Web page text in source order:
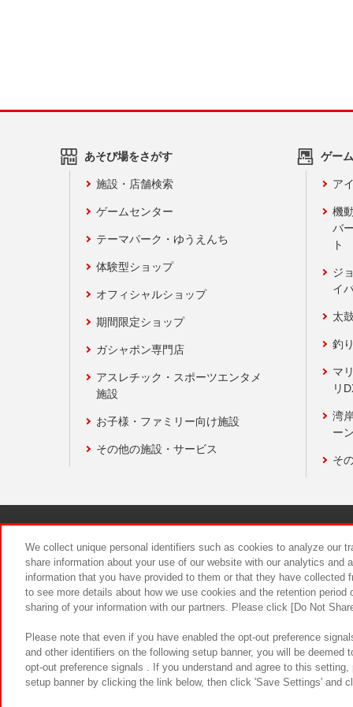
あそび場をさがす
施設・店舗検索
ゲームセンター
テーマパーク・ゆうえんち
体験型ショップ
オフィシャルショップ
期間限定ショップ
ガシャポン専門店
アスレチック・スポーツエンタメ
施設
お子様・ファミリー向け施設
その他の施設・サービス
ゲー
ア
機
バ
ト
ジ
イ
太
釣
マ
リ
湾
ー
そ
食品のご
We collect unique personal identifiers such as cookies to analyze our
share information about your use of our website with our analytics and
information that you have provided to them or that they have
to see more details about how we use cookies and the retention
sharing of your information with our partners. Please click [Do Not
Please note that even if you have enabled the opt-out preference
and other identifiers on the following setup banner, you will be
opt-out preference signals . If you understand and agree to this
setup banner by clicking the link below, then click 'Save Settings' and